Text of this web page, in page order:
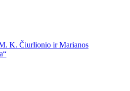
K. Čiurlionio ir Marianos